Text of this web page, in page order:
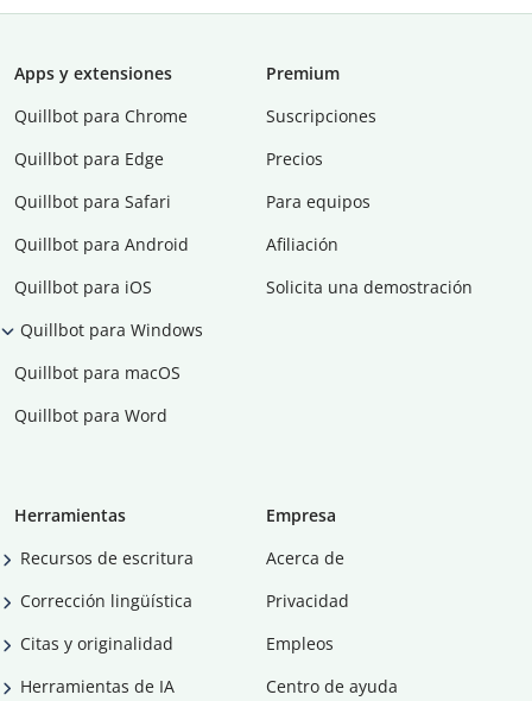
Apps y extensiones
Quillbot para Chrome
Quillbot para Edge
Quillbot para Safari
Quillbot para Android
Quillbot para iOS
Quillbot para Windows
Quillbot para macOS
Quillbot para Word
Premium
Suscripciones
Precios
Para equipos
Afiliación
Solicita una demostración
Herramientas
Recursos de escritura
Corrección lingüística
Citas y originalidad
Herramientas de IA
Empresa
Acerca de
Privacidad
Empleos
Centro de ayuda